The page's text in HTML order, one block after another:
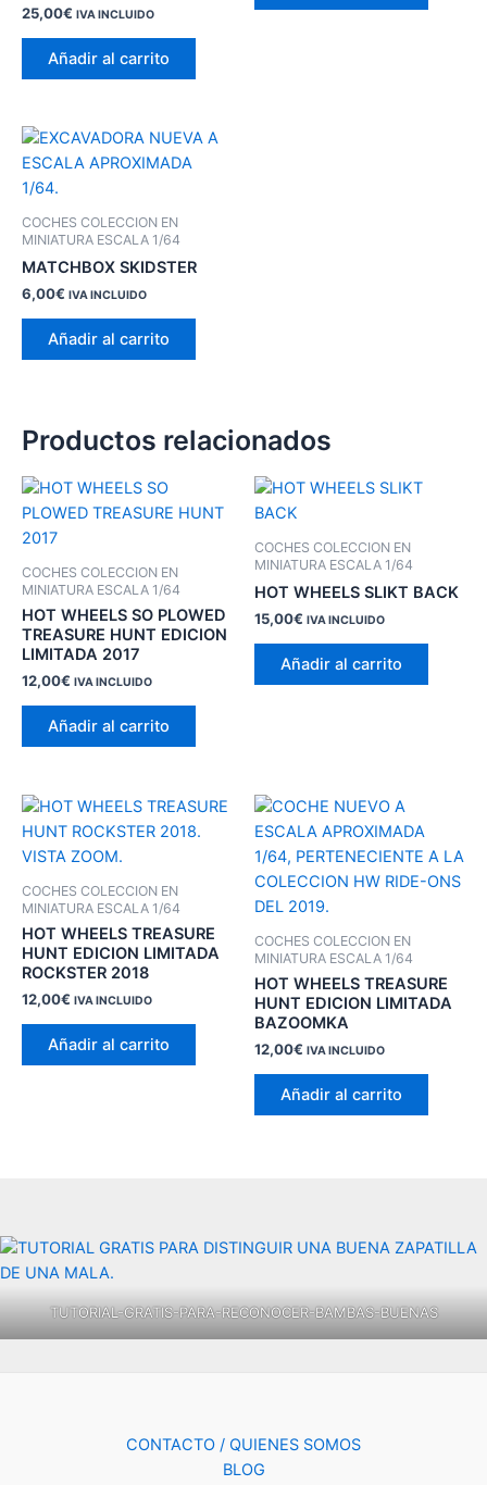
25,00€ IVA INCLUIDO
Añadir al carrito
COCHES COLECCION EN
MINIATURA ESCALA 1/64
MATCHBOX SKIDSTER
6,00€ IVA INCLUIDO
Añadir al carrito
Productos relacionados
COCHES COLECCION EN
MINIATURA ESCALA 1/64
HOT WHEELS SO PLOWED
TREASURE HUNT EDICION
LIMITADA 2017
12,00€ IVA INCLUIDO
Añadir al carrito
COCHES COLECCION EN
MINIATURA ESCALA 1/64
HOT WHEELS SLIKT BACK
15,00€ IVA INCLUIDO
Añadir al carrito
COCHES COLECCION EN
MINIATURA ESCALA 1/64
HOT WHEELS TREASURE
HUNT EDICION LIMITADA
ROCKSTER 2018
12,00€ IVA INCLUIDO
Añadir al carrito
COCHES COLECCION EN
MINIATURA ESCALA 1/64
HOT WHEELS TREASURE
HUNT EDICION LIMITADA
BAZOOMKA
12,00€ IVA INCLUIDO
Añadir al carrito
TUTORIAL-GRATIS-PARA-RECONOCER-BAMBAS-BUENAS
CONTACTO / QUIENES SOMOS
BLOG